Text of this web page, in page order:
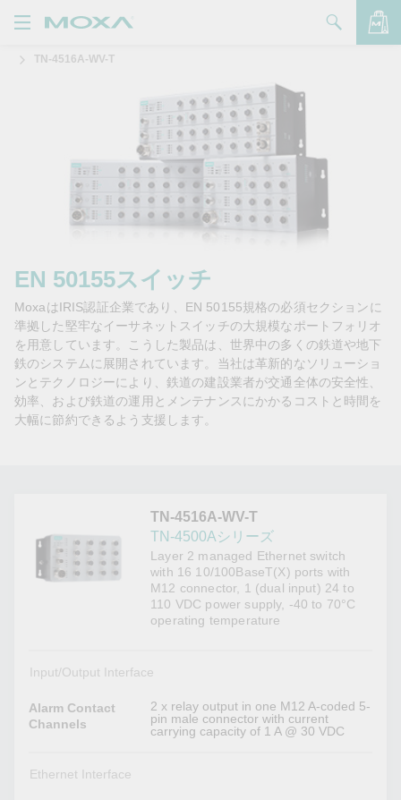
品
について
問い合わせ
ートナー・ゾーン
Moxa
TN-4516A-WV-T
EN 50155スイッチ
MoxaはIRIS認証企業であり、EN 50155規格の必須セクションに
準拠した堅牢なイーサネットスイッチの大規模なポートフォリオ
を用意しています。こうした製品は、世界中の多くの鉄道や地下
鉄のシステムに展開されています。当社は革新的なソリューショ
ンとテクノロジーにより、鉄道の建設業者が交通全体の安全性、
効率、および鉄道の運用とメンテナンスにかかるコストと時間を
大幅に節約できるよう支援します。
TN-4516A-WV-T
TN-4500Aシリーズ
Layer 2 managed Ethernet switch
with 16 10/100BaseT(X) ports with
M12 connector, 1 (dual input) 24 to
110 VDC power supply, -40 to 70°C
operating temperature
Input/Output Interface
Alarm Contact
Channels
2 x relay output in one M12 A-coded 5-
pin male connector with current
carrying capacity of 1 A @ 30 VDC
Ethernet Interface